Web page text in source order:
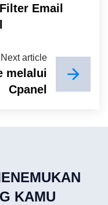
Email
Next article
melalui
Cpanel
KAMU